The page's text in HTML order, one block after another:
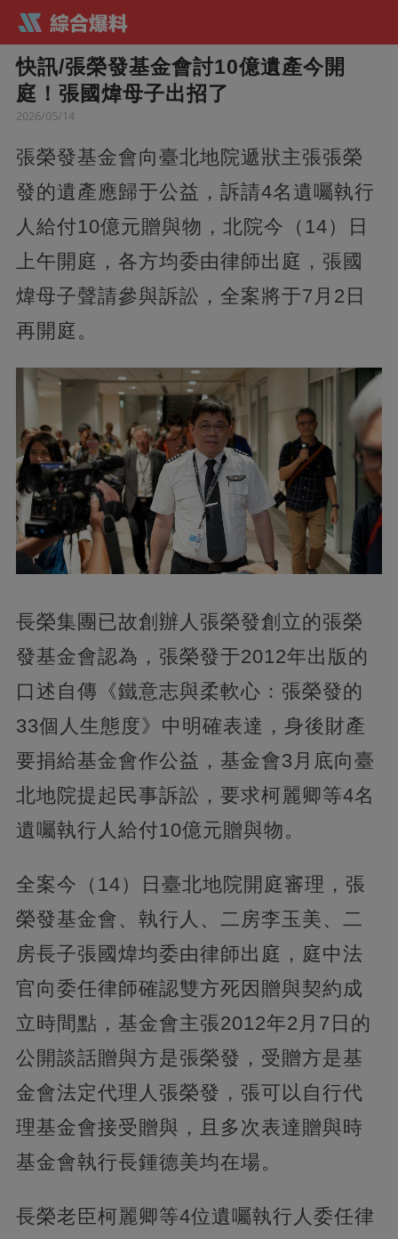
快訊/張榮發基金會討10億遺產今開
庭！張國煒母子出招了
2026/05/14
張榮發基金會向臺北地院遞狀主張張榮
發的遺產應歸于公益，訴請4名遺囑執行
人給付10億元贈與物，北院今（14）日
上午開庭，各方均委由律師出庭，張國
煒母子聲請參與訴訟，全案將于7月2日
再開庭。
長榮集團已故創辦人張榮發創立的張榮
發基金會認為，張榮發于2012年出版的
口述自傳《鐵意志與柔軟心：張榮發的
33個人生態度》中明確表達，身後財產
要捐給基金會作公益，基金會3月底向臺
北地院提起民事訴訟，要求柯麗卿等4名
遺囑執行人給付10億元贈與物。
全案今（14）日臺北地院開庭審理，張
榮發基金會、執行人、二房李玉美、二
房長子張國煒均委由律師出庭，庭中法
官向委任律師確認雙方死因贈與契約成
立時間點，基金會主張2012年2月7日的
公開談話贈與方是張榮發，受贈方是基
金會法定代理人張榮發，張可以自行代
理基金會接受贈與，且多次表達贈與時
基金會執行長鍾德美均在場。
長榮老臣柯麗卿等4位遺囑執行人委任律